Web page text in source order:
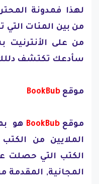
لهذا فمدونة
من بين المئات التي
من على
سأدعك تكتشف دللك
موقع BookBub
موقعBookBub هو
الملايين من
الكتب التي حصلت
المجانية, المقدمة